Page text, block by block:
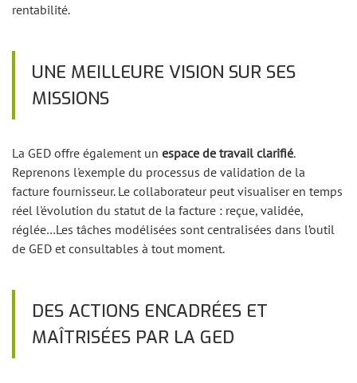
rentabilité.
UNE MEILLEURE VISION SUR SES
MISSIONS
La GED offre également un espace de travail clarifié.
Reprenons l'exemple du processus de validation de la
facture fournisseur. Le collaborateur peut visualiser en temps
réel l'évolution du statut de la facture : reçue, validée,
réglée…Les tâches modélisées sont centralisées dans l’outil
de GED et consultables à tout moment.
DES ACTIONS ENCADRÉES ET
MAÎTRISÉES PAR LA GED